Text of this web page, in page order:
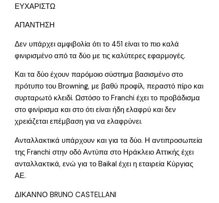
ΕΥΧΑΡΙΣΤΩ
ΑΠΑΝΤΗΣΗ
Δεν υπάρχει αμφιβολία ότι το 451 είναι το πιο καλά
φινιρισμένο από τα δύο με τις καλύτερες εφαρμογές.
Και τα δύο έχουν παρόμοιο σύστημα βασισμένο στο
πρότυπο του Browning, με βαθύ προφίλ, περαστό πίρο και
συρταρωτό κλειδί. Ωστόσο το Franchi έχει το προβάδισμα
στο φινίρισμα και στο ότι είναι ήδη ελαφρύ και δεν
χρειάζεται επέμβαση για να ελαφρύνει.
Ανταλλακτικά υπάρχουν και για τα δύο. Η αντιπροσωπεία
της Franchi στην οδό Αντύπα στο Ηράκλειο Αττικής έχει
ανταλλακτικά, ενώ για το Baikal έχει η εταιρεία Κύργιας
ΑΕ.
ΔΙΚΑΝΝΟ BRUNO CASTELLANI